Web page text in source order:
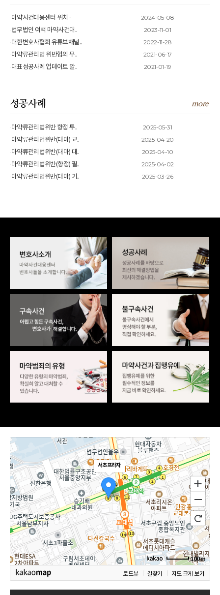
마약사건대응센터 위치 -
2024-05-08
법무법인 여백 마약사건대..
2023-11-01
대한변호사협회 유튜브채널..
2022-11-28
마약류관리법 위반협의 무..
2021-06-17
대표성공사례 업데이트 알..
2021-01-19
성공사례 more
마약류관리법위반 향정 투..
2025-05-31
마약류관리법위반(대마) 교..
2025-04-20
마약류관리법위반(대마) 대..
2025-04-10
마약류관리법위반(향정) 필..
2025-04-02
마약류관리법위반(대마) 기..
2025-03-26
서초프라자
100m
로드뷰 길찾기 지도 크게 보기